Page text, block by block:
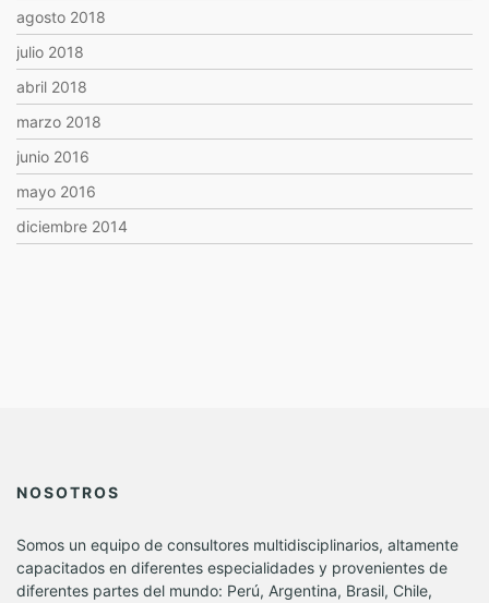
agosto 2018
julio 2018
abril 2018
marzo 2018
junio 2016
mayo 2016
diciembre 2014
NOSOTROS
Somos un equipo de consultores multidisciplinarios, altamente
capacitados en diferentes especialidades y provenientes de
diferentes partes del mundo: Perú, Argentina, Brasil, Chile,